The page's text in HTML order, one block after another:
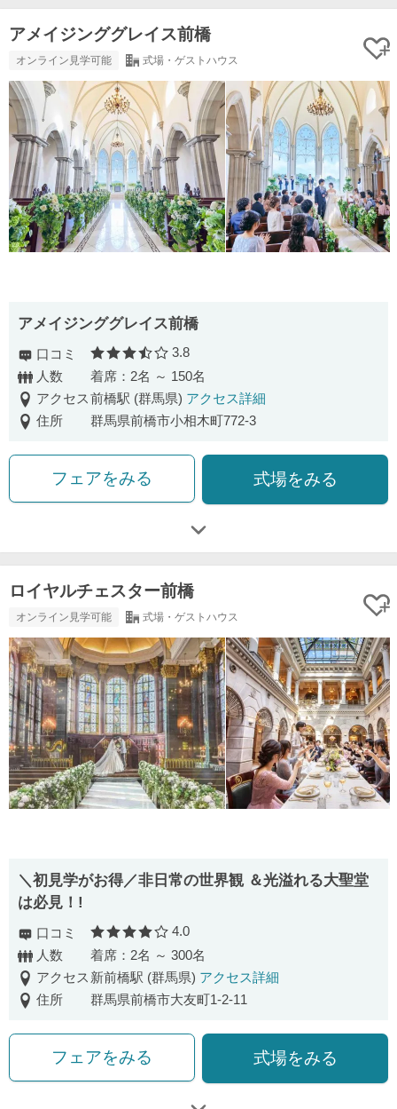
アメイジンググレイス前橋
オンライン見学可能 式場・ゲストハウス
アメイジンググレイス前橋
口コミ 口コミ評価
3.8
人数
着席：2名 ～ 150名
アクセス前橋駅 (群馬県) アクセス詳細
住所
群馬県前橋市小相木町772-3
フェアをみる 式場をみる
ロイヤルチェスター前橋
オンライン見学可能 式場・ゲストハウス
＼初見学がお得／非日常の世界観 ＆光溢れる大聖堂
は必見！!
口コミ 口コミ評価
4.0
人数
着席：2名 ～ 300名
アクセス 新前橋駅 (群馬県) アクセス詳細
住所
群馬県前橋市大友町1-2-11
フェアをみる 式場をみる